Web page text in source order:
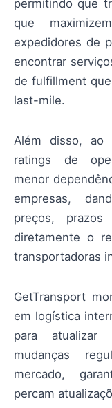
permitindo que
que
expedidores de
encontrar
de fulfillment
last-mile.
Além disso, ao
ratings de
menor
empresas,
preços,
diretamente o
transportadoras
GetTransport
em logística
para atualizar
mudanças
mercado,
percam